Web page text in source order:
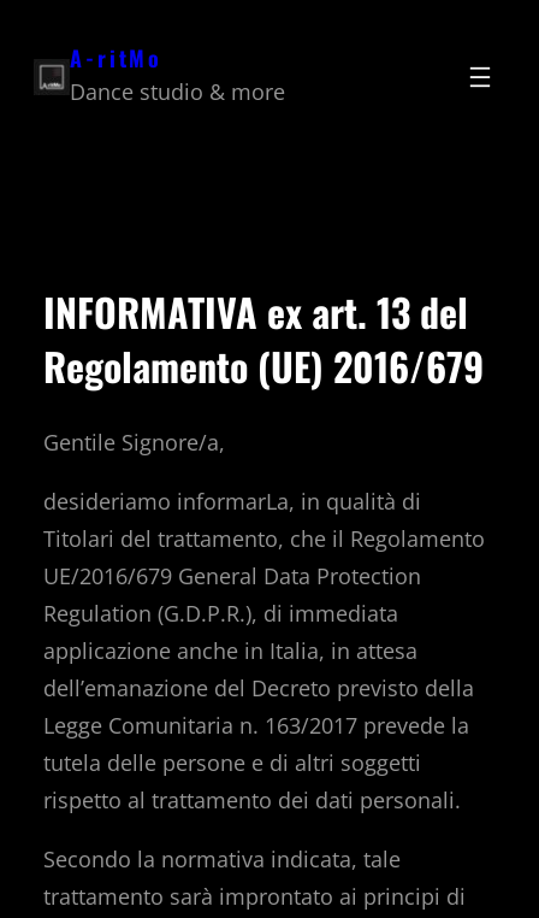
contenuto
A-ritMo
Dance studio & more
INFORMATIVA ex art. 13 del
Regolamento (UE) 2016/679
Gentile Signore/a,
desideriamo informarLa, in qualità di
Titolari del trattamento, che il Regolamento
UE/2016/679 General Data Protection
Regulation (G.D.P.R.), di immediata
applicazione anche in Italia, in attesa
dell’emanazione del Decreto previsto della
Legge Comunitaria n. 163/2017 prevede la
tutela delle persone e di altri soggetti
rispetto al trattamento dei dati personali.
Secondo la normativa indicata, tale
trattamento sarà improntato ai principi di